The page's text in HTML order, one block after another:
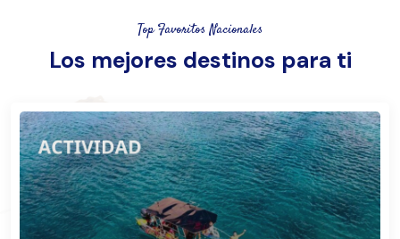
Top Favoritos Nacionales
Los mejores destinos para ti